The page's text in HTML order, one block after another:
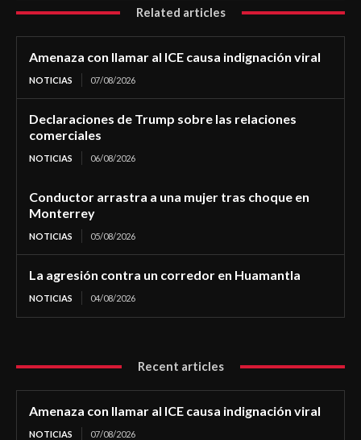
Related articles
Amenaza con llamar al ICE causa indignación viral
NOTICIAS 07/08/2026
Declaraciones de Trump sobre las relaciones
comerciales
NOTICIAS 06/08/2026
Conductor arrastra a una mujer tras choque en
Monterrey
NOTICIAS 05/08/2026
La agresión contra un corredor en Huamantla
NOTICIAS 04/08/2026
Recent articles
Amenaza con llamar al ICE causa indignación viral
NOTICIAS 07/08/2026